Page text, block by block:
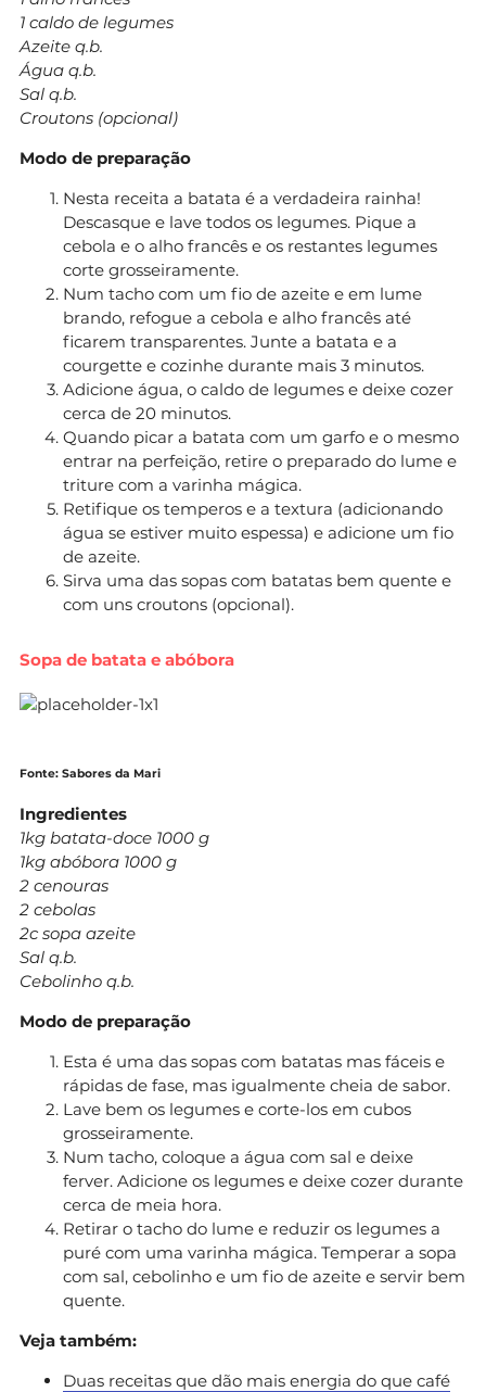
1 caldo de legumes
Azeite q.b.
Água q.b.
Sal q.b.
Croutons (opcional)
Modo de preparação
Nesta receita a batata é a verdadeira rainha!
Descasque e lave todos os legumes. Pique a
cebola e o alho francês e os restantes legumes
corte grosseiramente.
Num tacho com um fio de azeite e em lume
brando, refogue a cebola e alho francês até
ficarem transparentes. Junte a batata e a
courgette e cozinhe durante mais 3 minutos.
Adicione água, o caldo de legumes e deixe cozer
cerca de 20 minutos.
Quando picar a batata com um garfo e o mesmo
entrar na perfeição, retire o preparado do lume e
triture com a varinha mágica.
Retifique os temperos e a textura (adicionando
água se estiver muito espessa) e adicione um fio
de azeite.
Sirva uma das sopas com batatas bem quente e
com uns croutons (opcional).
Sopa de batata e abóbora
Fonte: Sabores da Mari
Ingredientes
1kg batata-doce 1000 g
1kg abóbora 1000 g
2 cenouras
2 cebolas
2c sopa azeite
Sal q.b.
Cebolinho q.b.
Modo de preparação
Esta é uma das sopas com batatas mas fáceis e
rápidas de fase, mas igualmente cheia de sabor.
Lave bem os legumes e corte-los em cubos
grosseiramente.
Num tacho, coloque a água com sal e deixe
ferver. Adicione os legumes e deixe cozer durante
cerca de meia hora.
Retirar o tacho do lume e reduzir os legumes a
puré com uma varinha mágica. Temperar a sopa
com sal, cebolinho e um fio de azeite e servir bem
quente.
Veja também:
Duas receitas que dão mais energia do que café